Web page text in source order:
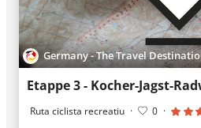
Germany - The Travel
Ruta ciclista recreatiu · 0 ·